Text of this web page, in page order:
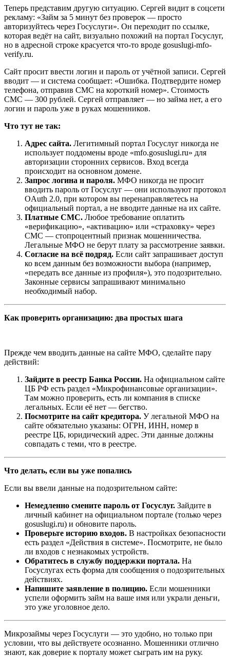
Теперь представим другую ситуацию. Сергей видит в соцсети
рекламу: «Займ за 5 минут без проверок — просто
авторизуйтесь через Госуслуги». Он переходит по ссылке,
которая ведёт на сайт, визуально похожий на портал Госуслуг,
но в адресной строке красуется что-то вроде gosuslugi-mfo-
verify.ru.
Сайт просит ввести логин и пароль от учётной записи. Сергей
вводит — и система сообщает: «Ошибка. Подтвердите номер
телефона, отправив СМС на короткий номер». Стоимость
СМС — 300 рублей. Сергей отправляет — но займа нет, а его
логин и пароль уже в руках мошенников.
Что тут не так:
Адрес сайта. Легитимный портал Госуслуг никогда не
использует поддомены вроде «mfo.gosuslugi.ru» для
авторизации сторонних сервисов. Вход всегда
происходит на основном домене.
Запрос логина и пароля. МФО никогда не просит
вводить пароль от Госуслуг — они используют протокол
OAuth 2.0, при котором вы перенаправляетесь на
официальный портал, а не вводите данные на их сайте.
Платные СМС. Любое требование оплатить
«верификацию», «активацию» или «страховку» через
СМС — стопроцентный признак мошенничества.
Легальные МФО не берут плату за рассмотрение заявки.
Согласие на всё подряд. Если сайт запрашивает доступ
ко всем данным без возможности выбора (например,
«передать все данные из профиля»), это подозрительно.
Законные сервисы запрашивают минимально
необходимый набор.
Как проверить организацию: два простых шага
Прежде чем вводить данные на сайте МФО, сделайте пару
действий:
Зайдите в реестр Банка России. На официальном сайте
ЦБ РФ есть раздел «Микрофинансовые организации».
Там можно проверить, есть ли компания в списке
легальных. Если её нет — бегство.
Посмотрите на сайт кредитора. У легальной МФО на
сайте обязательно указаны: ОГРН, ИНН, номер в
реестре ЦБ, юридический адрес. Эти данные должны
совпадать с теми, что в реестре.
Что делать, если вы уже попались
Если вы ввели данные на подозрительном сайте:
Немедленно смените пароль от Госуслуг. Зайдите в
личный кабинет на официальном портале (только через
gosuslugi.ru) и обновите пароль.
Проверьте историю входов. В настройках безопасности
есть раздел «Действия в системе». Посмотрите, не было
ли входов с незнакомых устройств.
Обратитесь в службу поддержки портала. На
Госуслугах есть форма для сообщения о подозрительных
действиях.
Напишите заявление в полицию. Если мошенники
успели оформить займ на ваше имя или украли деньги,
это уже уголовное дело.
Микрозаймы через Госуслуги — это удобно, но только при
условии, что вы действуете осознанно. Мошенники отлично
знают, как доверие к порталу может сыграть им на руку.